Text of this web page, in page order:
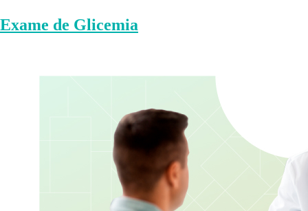
Exame de Glicemia